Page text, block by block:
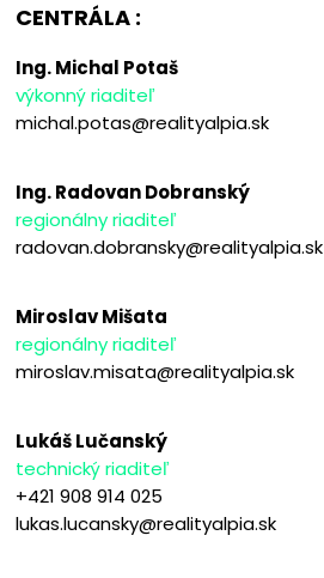
CENTRÁLA :
Ing. Michal Potaš
výkonný riaditeľ
michal.potas@realityalpia.sk
Ing. Radovan Dobranský
regionálny riaditeľ
radovan.dobransky@realityalpia.sk
Miroslav Mišata
regionálny riaditeľ
miroslav.misata@realityalpia.sk
Lukáš Lučanský
technický riaditeľ
+421 908 914 025
lukas.lucansky@realityalpia.sk